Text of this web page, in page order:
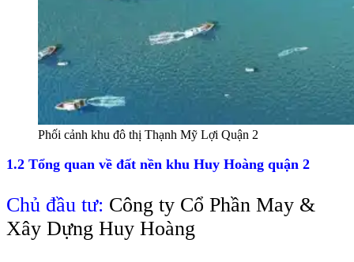
Phối cảnh khu đô thị Thạnh Mỹ Lợi Quận 2
1.2 Tổng quan về đất nền khu Huy Hoàng quận 2
Chủ đầu tư: Công ty Cổ Phần May &
Xây Dựng Huy Hoàng